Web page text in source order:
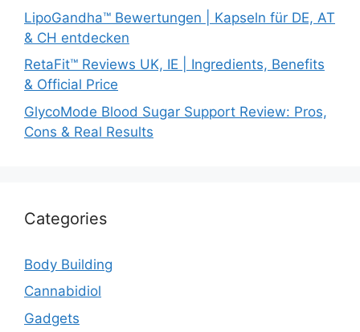
LipoGandha™ Bewertungen | Kapseln für DE, AT
& CH entdecken
RetaFit™ Reviews UK, IE | Ingredients, Benefits
& Official Price
GlycoMode Blood Sugar Support Review: Pros,
Cons & Real Results
Categories
Body Building
Cannabidiol
Gadgets